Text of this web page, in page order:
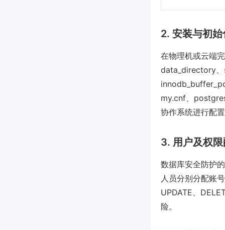
2. 安装与初
在物理机或云端
data_directory、
my.cnf、
协作系统进行配
3. 用户及权
数据库安全防护
人员分别分配账
UPDATE、
险。